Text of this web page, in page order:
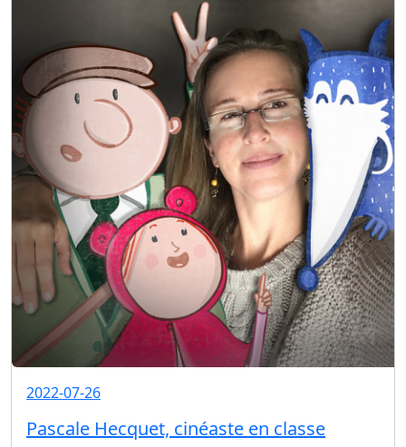
2022-07-26
Pascale Hecquet, cinéaste en classe